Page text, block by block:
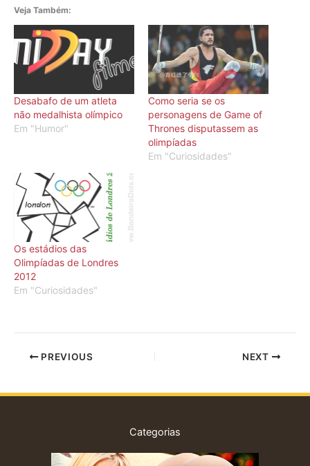
Veja Também:
Desabafo de um atleta
não medalhista olímpico
Em "Humor"
Como seria se os
personagens de Game of
Thrones disputassem as
olimpíadas
Em "Curiosidades"
Os estádios das
Olimpíadas de Londres
2012
Em "Curiosidades"
PREVIOUS NEXT
Categorias